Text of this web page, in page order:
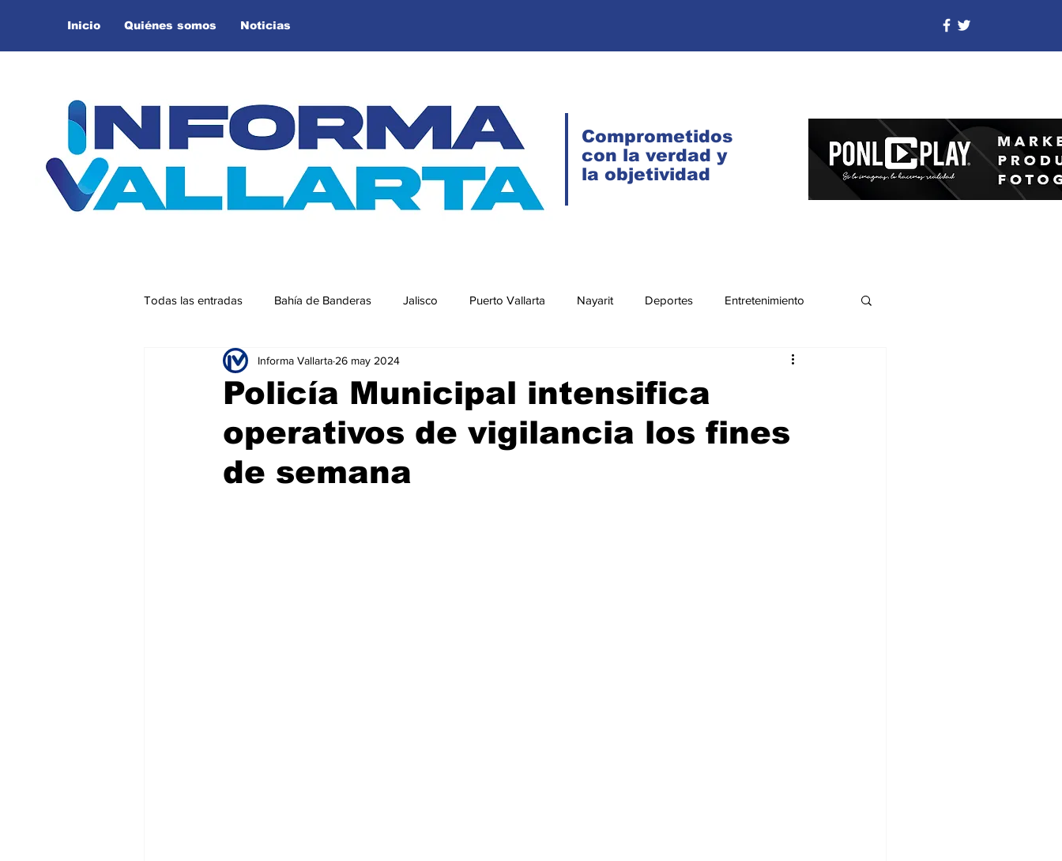
Inicio Quiénes somos Noticias
Comprometidos
con la verdad y
la objetividad
Todas las entradas Bahía de Banderas Jalisco Puerto Vallarta Nayarit Deportes Entretenimiento
Educación Seguridad Turismo Cultura
Bienes y Raíces Historias de Éxito
Policía Municipal intensifica
operativos de vigilancia los fines
de semana
Informa Vallarta 26 may 2024